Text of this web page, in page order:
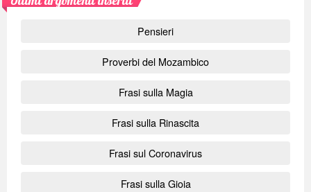
Pensieri
Proverbi del Mozambico
Frasi sulla Magia
Frasi sulla Rinascita
Frasi sul Coronavirus
Frasi sulla Gioia